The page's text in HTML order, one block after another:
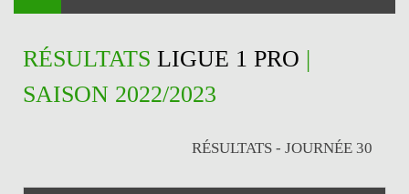
RÉSULTATS LIGUE 1 PRO |
SAISON 2022/2023
RÉSULTATS - JOURNÉE 30